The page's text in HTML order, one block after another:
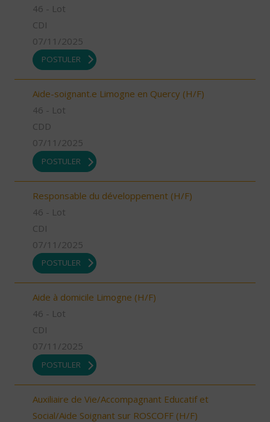
46 - Lot
CDI
07/11/2025
POSTULER
Aide-soignant.e Limogne en Quercy (H/F)
46 - Lot
CDD
07/11/2025
POSTULER
Responsable du développement (H/F)
46 - Lot
CDI
07/11/2025
POSTULER
Aide à domicile Limogne (H/F)
46 - Lot
CDI
07/11/2025
POSTULER
Auxiliaire de Vie/Accompagnant Educatif et
Social/Aide Soignant sur ROSCOFF (H/F)